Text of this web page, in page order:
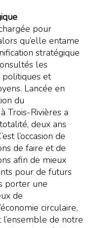
pour
qu’elle entame
stratégique
les
politiques et
Lancée en
du
Trois-Rivières a
deux ans
l’occasion de
de faire et de
afin de mieux
pour de futurs
porter une
de
circulaire,
de notre